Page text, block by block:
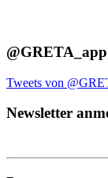
Tweets von
Newsletter